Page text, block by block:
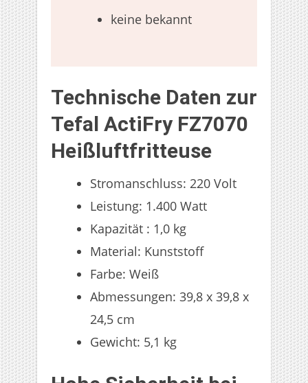
keine bekannt
Technische Daten zur
Tefal ActiFry FZ7070
Heißluftfritteuse
Stromanschluss: 220 Volt
Leistung: 1.400 Watt
Kapazität : 1,0 kg
Material: Kunststoff
Farbe: Weiß
Abmessungen: 39,8 x 39,8 x
24,5 cm
Gewicht: 5,1 kg